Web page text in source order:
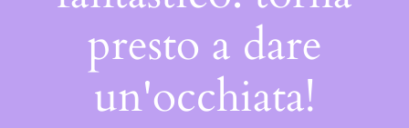
presto a dare
un'occhiata!